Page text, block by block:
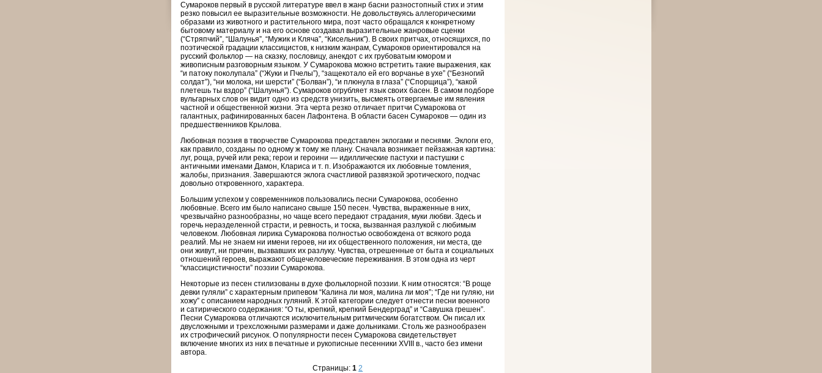
Сумароков первый в русской литературе ввел в жанр басни разностопный стих и этим
резко повысил ее выразительные возможности. Не довольствуясь аллегорическими
образами из животного и растительного мира, поэт часто обращался к конкретному
бытовому материалу и на его основе создавал выразительные жанровые сценки
(“Стряпчий”, “Шалунья”, “Мужик и Кляча”, “Кисельник”). В своих притчах, относящихся, по
поэтической градации классицистов, к низким жанрам, Сумароков ориентировался на
русский фольклор — на сказку, пословицу, анекдот с их грубоватым юмором и
живописным разговорным языком. У Сумарокова можно встретить такие выражения, как
“и патоку поколупала” (“Жуки и Пчелы”), “защекотало ей его ворчанье в ухе” (“Безногий
солдат”), “ни молока, ни шерсти” (“Болван”), “и плюнула в глаза” (“Спорщица”), “какой
плетешь ты вздор” (“Шалунья”). Сумароков огрубляет язык своих басен. В самом подборе
вульгарных слов он видит одно из средств унизить, высмеять отвергаемые им явления
частной и общественной жизни. Эта черта резко отличает притчи Сумарокова от
галантных, рафинированных басен Лафонтена. В области басен Сумароков — один из
предшественников Крылова.
Любовная поэзия в творчестве Сумарокова представлен эклогами и песнями. Эклоги его,
как правило, созданы по одному ж тому же плану. Сначала возникает пейзажная картина:
луг, роща, ручей или река; герои и героини — идиллические пастухи и пастушки с
античными именами Дамон, Клариса и т. п. Изображаются их любовные томления,
жалобы, признания. Завершаются эклога счастливой развязкой эротического, подчас
довольно откровенного, характера.
Большим успехом у современников пользовались песни Сумарокова, особенно
любовные. Всего им было написано свыше 150 песен. Чувства, выраженные в них,
чрезвычайно разнообразны, но чаще всего передают страдания, муки любви. Здесь и
горечь неразделенной страсти, и ревность, и тоска, вызванная разлукой с любимым
человеком. Любовная лирика Сумарокова полностью освобождена от всякого рода
реалий. Мы не знаем ни имени героев, ни их общественного положения, ни места, где
они живут, ни причин, вызвавших их разлуку. Чувства, отрешенные от быта и социальных
отношений героев, выражают общечеловеческие переживания. В этом одна из черт
“классицистичности” поэзии Сумарокова.
Некоторые из песен стилизованы в духе фольклорной поэзии. К ним относятся: “В роще
девки гуляли” с характерным припевом “Калина ли моя, малина ли моя”; “Где ни гуляю, ни
хожу” с описанием народных гуляний. К этой категории следует отнести песни военного
и сатирического содержания: “О ты, крепкий, крепкий Бендерград” и “Савушка грешен”.
Песни Сумарокова отличаются исключительным ритмическим богатством. Он писал их
двусложными и трехсложными размерами и даже дольниками. Столь же разнообразен
их строфический рисунок. О популярности песен Сумарокова свидетельствует
включение многих из них в печатные и рукописные песенники XVIII в., часто без имени
автора.
Страницы: 1 2